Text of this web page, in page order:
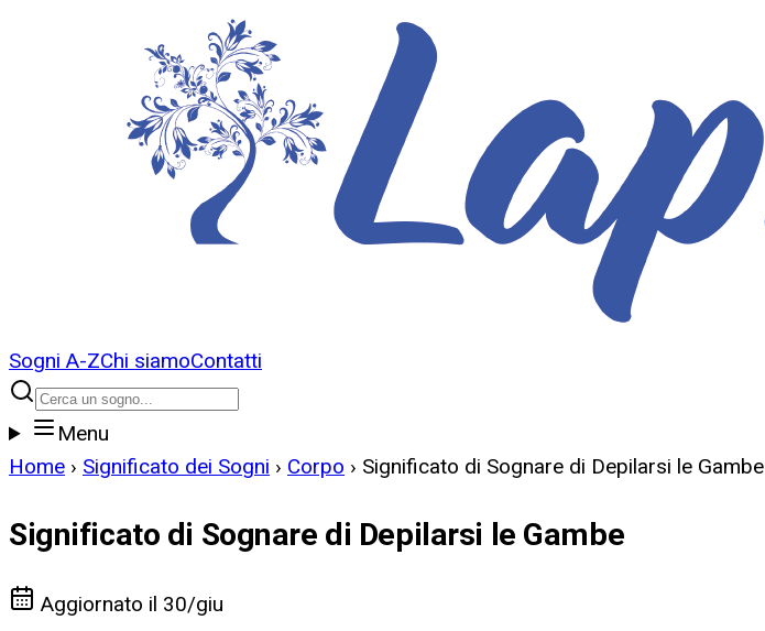
Sogni A-ZChi siamoContatti
Menu
Home › Significato dei Sogni › Corpo › Significato di Sognare di Depilarsi le Gambe
Significato di Sognare di Depilarsi le Gambe
Aggiornato il 30/giu